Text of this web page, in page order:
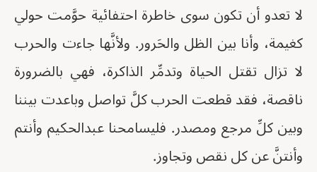
لا تعدو أن تكون سوى خاطرة احتفائية حوَّمت حولي
كغيمة، وأنا بين الظل والحَرور. ولأنَّها جاءت والحرب
لا تزال تقتل الحياة وتدمِّر الذاكرة، فهي بالضرورة
ناقصة، فقد قطعت الحرب كلَّ تواصل وباعدت بيننا
وبين كلِّ مرجع ومصدر. فليسامحنا عبدالحكيم وأنتم
وأنتنَّ عن كل نقص وتجاوز.